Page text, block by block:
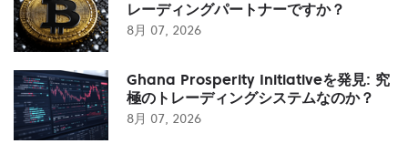
レーディングパートナーですか？
8月 07, 2026
Ghana Prosperity Initiativeを発見: 究
極のトレーディングシステムなのか？
8月 07, 2026